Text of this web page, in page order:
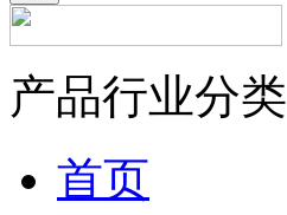
产品行业分类
首页